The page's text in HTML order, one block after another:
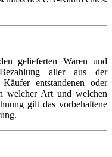
gelieferten Waren und
aller aus der
entstandenen oder
welcher Art und welchen
gilt das vorbehaltene